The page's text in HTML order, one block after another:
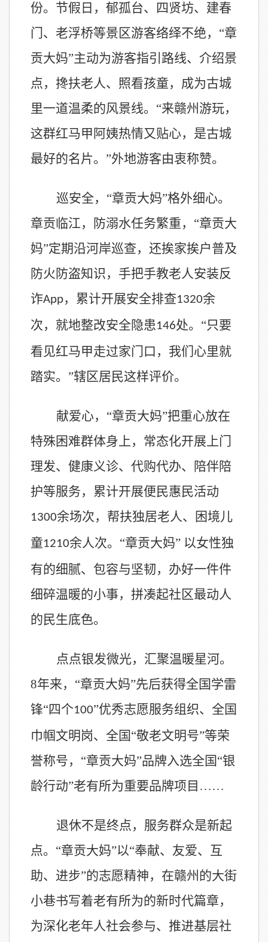
份。节假日，郁孤台、四贤坊、建春
门、老浮桥等景区游客络绎不绝，“章
贡大妈”主动为游客指引路线、介绍景
点，搀扶老人、照看孩童，成为古城
里一道温柔的风景线。“来赣州游玩，
这群红马甲阿姨热情又贴心，是古城
最好的名片。”外地游客由衷称赞。
巡安全， “章贡大妈”格外细心。
章贡临江，防溺水任务繁重，“章贡大
妈”定期沿河岸巡查，还挨家挨户普及
防火防盗知识，手把手教老人安装反
诈App，累计开展安全排查1320余
次，就地整改安全隐患146处。“只要
看见红马甲走过家门口，我们心里就
踏实。”辖区居民这样评价。
献爱心， “章贡大妈”把重心放在
特殊困难群体身上，常态化开展上门
理发、健康义诊、代购代办、陪伴陪
护等服务，累计开展便民惠民活动
1300余场次，帮扶独居老人、困境儿
童1210余人次。“章贡大妈” 以女性独
有的细腻、包容与坚韧，办好一件件
细碎温暖的小事，拼凑起社区最动人
的民生底色。
点点银发微光，汇聚温暖星河。
8年来，“章贡大妈”先后获得全国学雷
锋“四个100”优秀志愿服务组织、全国
巾帼文明岗、全国“敬老文明号”等荣
誉称号，“章贡大妈”品牌入选全国“银
龄行动”老有所为重要品牌项目……
退休不是终点，服务群众是新起
点。 “章贡大妈”以“奉献、友爱、互
助、进步”的志愿精神，在赣州的大街
小巷书写着老有所为的新时代篇章，
为深化老年人社会参与、推进基层社